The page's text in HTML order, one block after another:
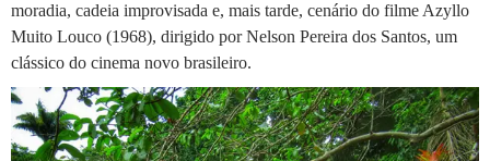
moradia, cadeia improvisada e, mais tarde, cenário do filme Azyllo
Muito Louco (1968), dirigido por Nelson Pereira dos Santos, um
clássico do cinema novo brasileiro.